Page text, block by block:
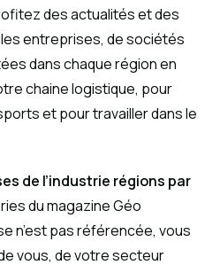
des actualités et des
entreprises, de sociétés
dans chaque région en
chaine logistique, pour
et pour travailler dans le
de l’industrie régions par
du magazine Géo
n’est pas référencée, vous
vous, de votre secteur